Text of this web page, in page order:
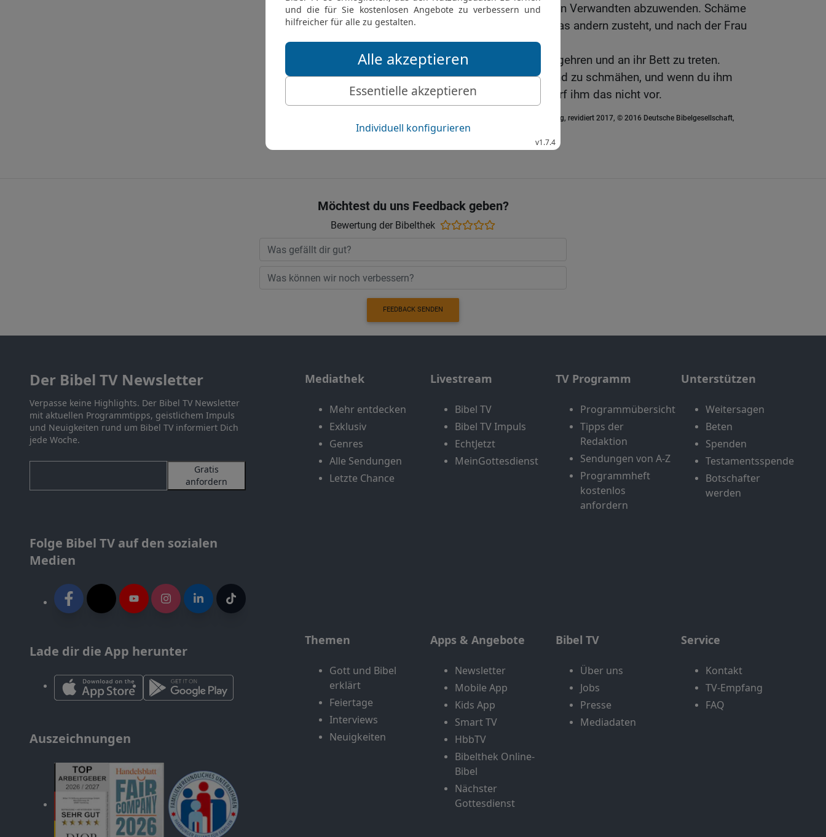
21 und den Blick von deinen Verwandten abzuwenden. Schäme
dich, an dich zu bringen, was andern zusteht, und nach der Frau
eines andern zu blicken
22 noch seine Magd zu begehren und an ihr Bett zu treten.
Schäme dich, deinen Freund zu schmähen, und wenn du ihm
etwas gegeben hast, so wirf ihm das nicht vor.
Die Bibel nach Martin Luthers Übersetzung, revidiert 2017, © 2016 Deutsche Bibelgesellschaft,
Stuttgart
Möchtest du uns Feedback geben?
Bewertung der Bibelthek
FEEDBACK SENDEN
Der Bibel TV Newsletter
Verpasse keine Highlights. Der Bibel TV Newsletter
mit aktuellen Programmtipps, geistlichem Impuls
und Neuigkeiten rund um Bibel TV informiert Dich
jede Woche.
Gratis
anfordern
Folge Bibel TV auf den sozialen
Medien
Lade dir die App herunter
Auszeichnungen
Mediathek
Mehr entdecken
Exklusiv
Genres
Alle Sendungen
Letzte Chance
Livestream
Bibel TV
Bibel TV Impuls
EchtJetzt
MeinGottesdienst
TV Programm
Programmübersicht
Tipps der
Redaktion
Sendungen von A-Z
Programmheft
kostenlos
anfordern
Unterstützen
Weitersagen
Beten
Spenden
Testamentsspende
Botschafter
werden
Themen
Gott und Bibel
erklärt
Feiertage
Interviews
Neuigkeiten
Apps & Angebote
Newsletter
Mobile App
Kids App
Smart TV
HbbTV
Bibelthek Online-
Bibel
Nächster
Gottesdienst
Bibel TV
Über uns
Jobs
Presse
Mediadaten
Service
Kontakt
TV-Empfang
FAQ